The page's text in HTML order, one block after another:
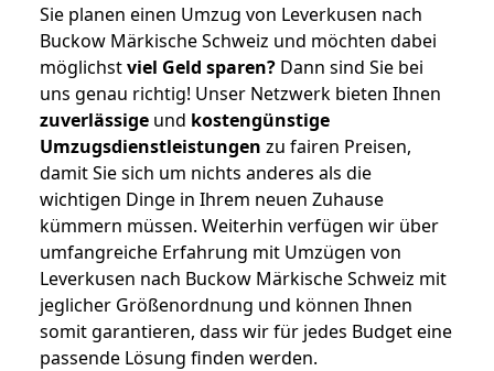
Sie planen einen Umzug von Leverkusen nach
Buckow Märkische Schweiz und möchten dabei
möglichstviel Geld sparen? Dann sind Sie bei
uns genau richtig! Unser Netzwerk bieten Ihnen
zuverlässige und kostengünstige
Umzugsdienstleistungen zu fairen Preisen,
damit Sie sich um nichts anderes als die
wichtigen Dinge in Ihrem neuen Zuhause
kümmern müssen. Weiterhin verfügen wir über
umfangreiche Erfahrung mit Umzügen von
Leverkusen nach Buckow Märkische Schweiz mit
jeglicher Größenordnung und können Ihnen
somit garantieren, dass wir für jedes Budget eine
passende Lösung finden werden.